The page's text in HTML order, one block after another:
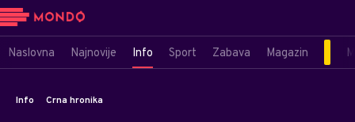
Naslovna Najnovije Info Sport Zabava Magazin
Info Crna hronika